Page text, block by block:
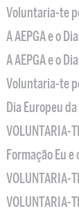
Voluntaria-te
A AEPGA e o
A AEPGA e o
Voluntaria-te
Dia Europeu
VOLUNTARIA-
Formação Eu
VOLUNTARIA-
VOLUNTARIA-